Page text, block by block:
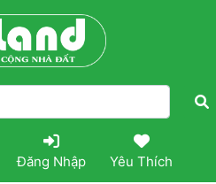
Đăng Nhập Yêu Thích